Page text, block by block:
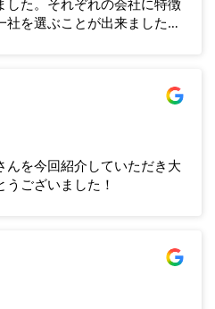
を選ぶことが出来ました。
んを今回紹介していただき大
ございました！